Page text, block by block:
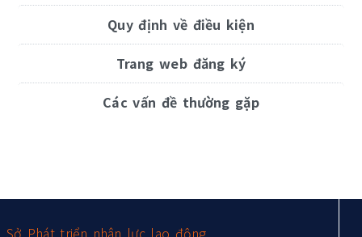
Quy định về điều kiện
Trang web đăng ký
Các vấn đề thường gặp
Sở Phát triển nhân lực lao động